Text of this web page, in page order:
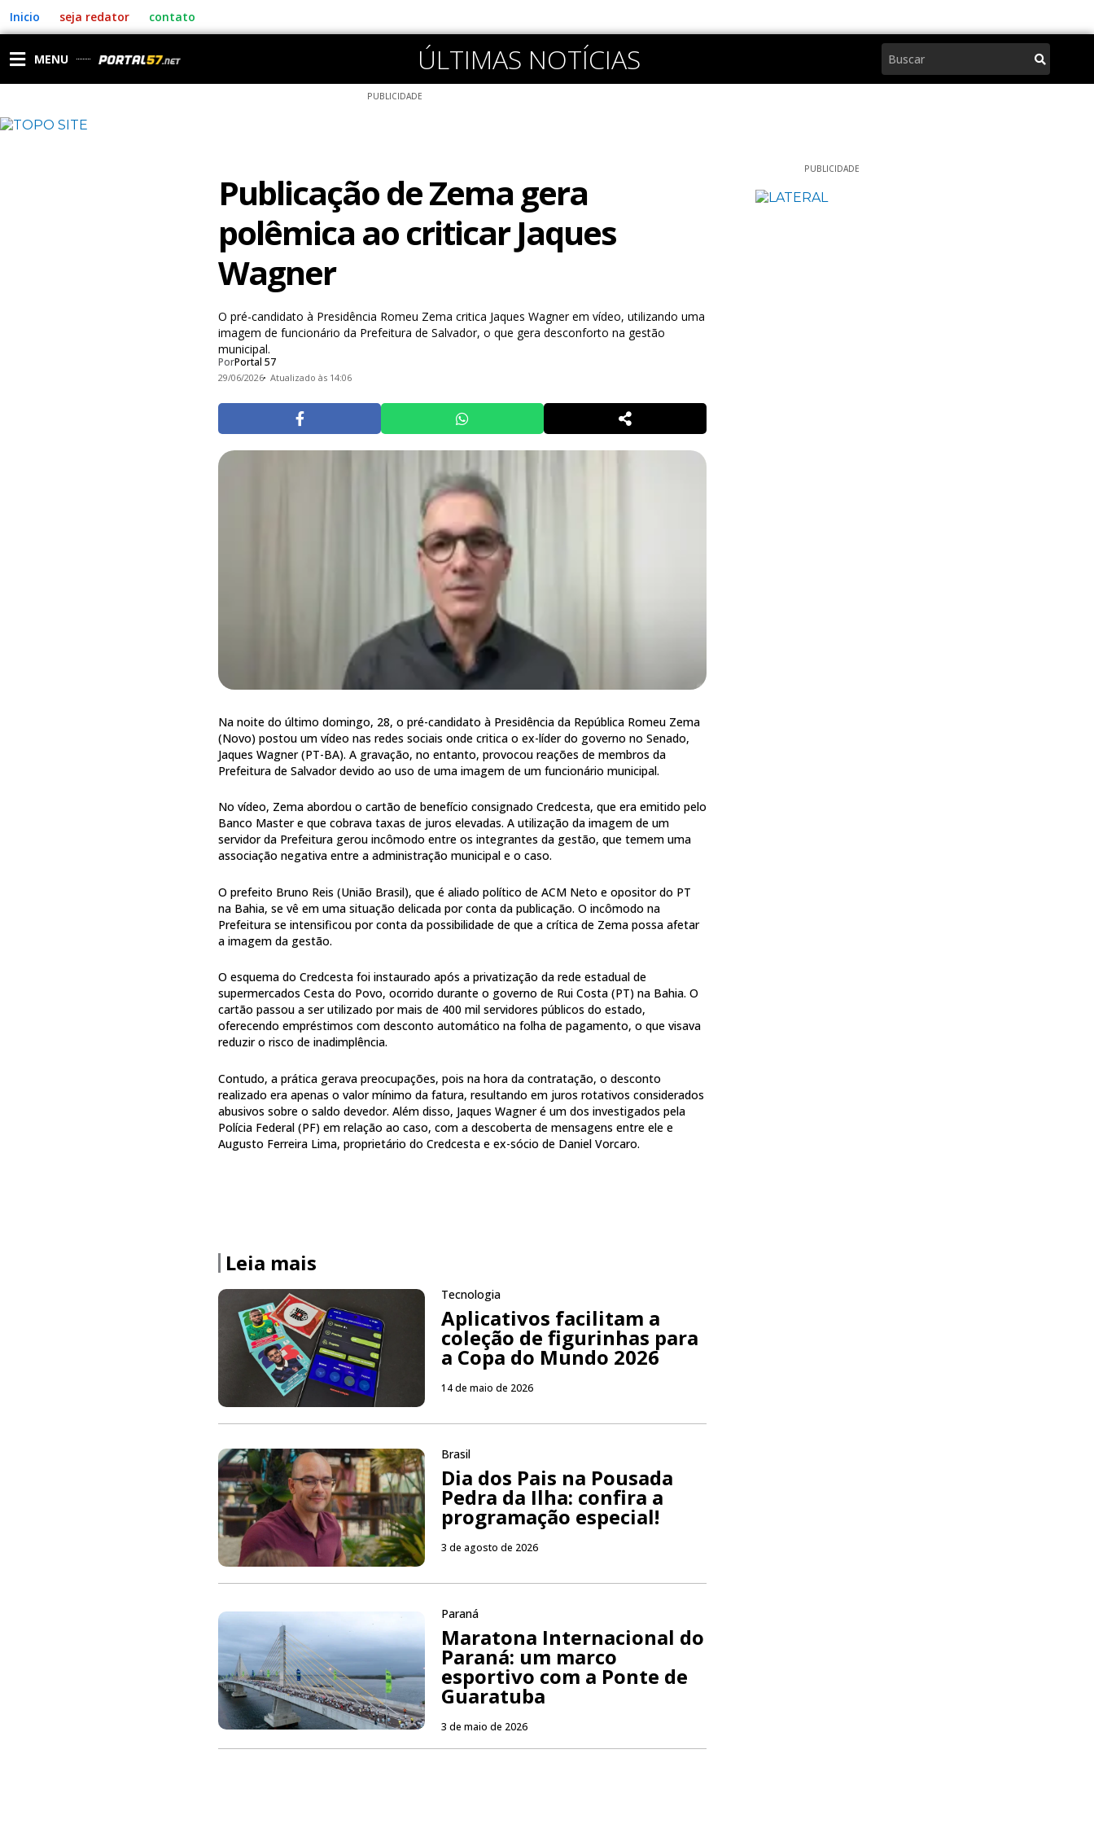
para
o
conteúdo
Inicio seja redator contato
MENU ÚLTIMAS NOTÍCIAS Pesquisar
PUBLICIDADE
Publicação de Zema gera
polêmica ao criticar Jaques
Wagner
O pré-candidato à Presidência Romeu Zema critica Jaques Wagner em vídeo, utilizando uma
imagem de funcionário da Prefeitura de Salvador, o que gera desconforto na gestão
municipal.
PorPortal 57
29/06/2026 Atualizado às 14:06
Na noite do último domingo, 28, o pré-candidato à Presidência da República Romeu Zema
(Novo) postou um vídeo nas redes sociais onde critica o ex-líder do governo no Senado,
Jaques Wagner (PT-BA). A gravação, no entanto, provocou reações de membros da
Prefeitura de Salvador devido ao uso de uma imagem de um funcionário municipal.
No vídeo, Zema abordou o cartão de benefício consignado Credcesta, que era emitido pelo
Banco Master e que cobrava taxas de juros elevadas. A utilização da imagem de um
servidor da Prefeitura gerou incômodo entre os integrantes da gestão, que temem uma
associação negativa entre a administração municipal e o caso.
O prefeito Bruno Reis (União Brasil), que é aliado político de ACM Neto e opositor do PT
na Bahia, se vê em uma situação delicada por conta da publicação. O incômodo na
Prefeitura se intensificou por conta da possibilidade de que a crítica de Zema possa afetar
a imagem da gestão.
O esquema do Credcesta foi instaurado após a privatização da rede estadual de
supermercados Cesta do Povo, ocorrido durante o governo de Rui Costa (PT) na Bahia. O
cartão passou a ser utilizado por mais de 400 mil servidores públicos do estado,
oferecendo empréstimos com desconto automático na folha de pagamento, o que visava
reduzir o risco de inadimplência.
Contudo, a prática gerava preocupações, pois na hora da contratação, o desconto
realizado era apenas o valor mínimo da fatura, resultando em juros rotativos considerados
abusivos sobre o saldo devedor. Além disso, Jaques Wagner é um dos investigados pela
Polícia Federal (PF) em relação ao caso, com a descoberta de mensagens entre ele e
Augusto Ferreira Lima, proprietário do Credcesta e ex-sócio de Daniel Vorcaro.
Leia mais
Tecnologia
Aplicativos facilitam a
coleção de figurinhas para
a Copa do Mundo 2026
14 de maio de 2026
Brasil
Dia dos Pais na Pousada
Pedra da Ilha: confira a
programação especial!
3 de agosto de 2026
Paraná
Maratona Internacional do
Paraná: um marco
esportivo com a Ponte de
Guaratuba
3 de maio de 2026
PUBLICIDADE